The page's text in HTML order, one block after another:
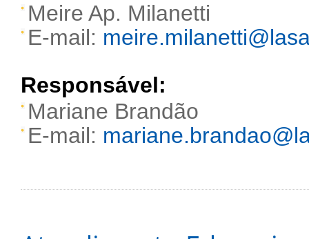
Meire Ap. Milanetti
E-mail:
Responsável:
Mariane Brandão
E-mail: